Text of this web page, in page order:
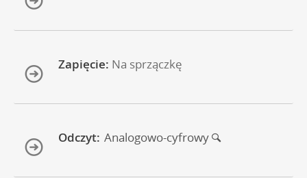
Zapięcie: Na sprzączkę
Odczyt: Analogowo-cyfrowy